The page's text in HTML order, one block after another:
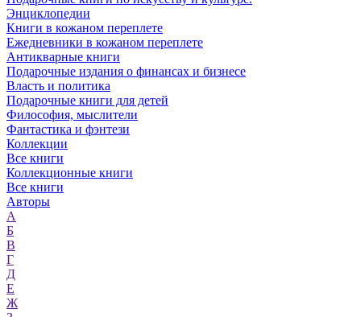
Энциклопедии
Книги в кожаном переплете
Ежедневники в кожаном переплете
Антикварные книги
Подарочные издания о финансах и бизнесе
Власть и политика
Подарочные книги для детей
Философия, мыслители
Фантастика и фэнтези
Коллекции
Все книги
Коллекционные книги
Все книги
Авторы
А
Б
В
Г
Д
Е
Ж